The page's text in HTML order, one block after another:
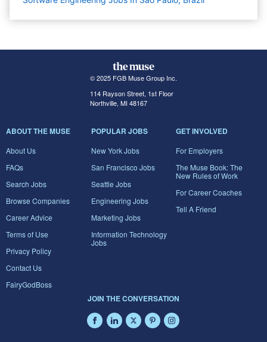
© 2025 FGB Muse Group Inc.
114 Rayson Street, 1st Floor
Northville, MI 48167
ABOUT THE MUSE
About Us
FAQs
Search Jobs
Browse Companies
Career Advice
Terms of Use
Privacy Policy
Contact Us
FairyGodBoss
POPULAR JOBS
New York Jobs
San Francisco Jobs
Seattle Jobs
Engineering Jobs
Marketing Jobs
Information Technology
Jobs
GET INVOLVED
For Employers
The Muse Book: The
New Rules of Work
For Career Coaches
Tell A Friend
JOIN THE CONVERSATION